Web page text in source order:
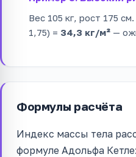
Вес 105 кг, рост 175
1,75) = 34,3 кг/м² —
Формулы расчёта
Индекс массы тела
формуле Адольфа Кетле: